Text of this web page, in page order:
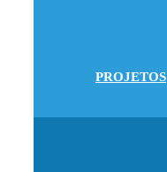
PROJETOS